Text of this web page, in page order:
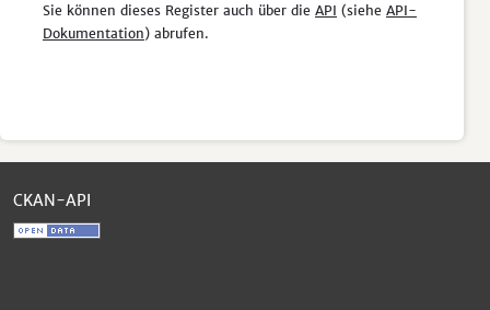
Sie können dieses Register auch über die API (siehe API-
Dokumentation) abrufen.
CKAN-API